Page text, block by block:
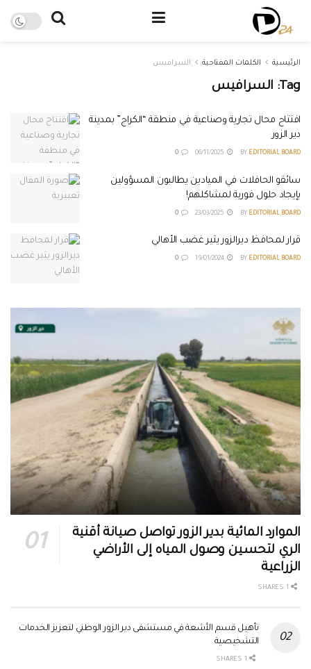
الرئيسية الكلمات المفتاحية السرافيس
Tag: السرافيس
افتتاح محال تجارية وصناعية في منطقة “الكراج” بمدينة
دير الزور
BY EDITORIAL BOARD
سائقو الحافلات في الميادين يطالبون المسؤولين
بإيجاد حلول فورية لمشاكلهم!
BY EDITORIAL BOARD
قرار لمحافظ ديرالزور يثير غضب الأهالي
BY EDITORIAL BOARD
الموارد المائية بدير الزور تواصل صيانة أقنية
الري لتحسين وصول المياه إلى الأراضي
الزراعية
تأهيل قسم الأشعة في مستشفى دير الزور الوطني لتعزيز الخدمات
التشخيصية